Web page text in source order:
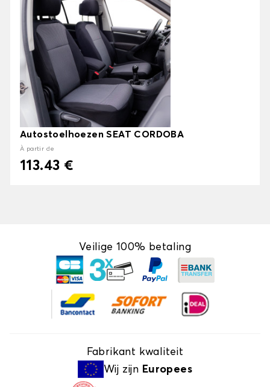
Autostoelhoezen SEAT CORDOBA
À partir de
113.43 €
Veilige 100% betaling
Fabrikant kwaliteit
Wij zijn Europees